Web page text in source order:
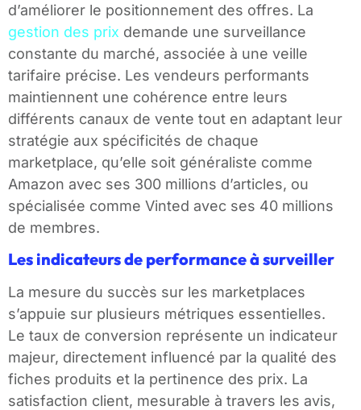
d’améliorer le positionnement des offres. La
gestion des prix demande une surveillance
constante du marché, associée à une veille
tarifaire précise. Les vendeurs performants
maintiennent une cohérence entre leurs
différents canaux de vente tout en adaptant leur
stratégie aux spécificités de chaque
marketplace, qu’elle soit généraliste comme
Amazon avec ses 300 millions d’articles, ou
spécialisée comme Vinted avec ses 40 millions
de membres.
Les indicateurs de performance à surveiller
La mesure du succès sur les marketplaces
s’appuie sur plusieurs métriques essentielles.
Le taux de conversion représente un indicateur
majeur, directement influencé par la qualité des
fiches produits et la pertinence des prix. La
satisfaction client, mesurable à travers les avis,